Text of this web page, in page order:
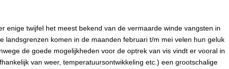
enige twijfel het meest bekend van de vermaarde winde vangsten in
landsgrenzen komen in de maanden februari t/m mei velen hun geluk
de goede mogelijkheden voor de optrek van vis vindt er vooral in
van weer, temperatuursontwikkeling etc.) een grootschalige